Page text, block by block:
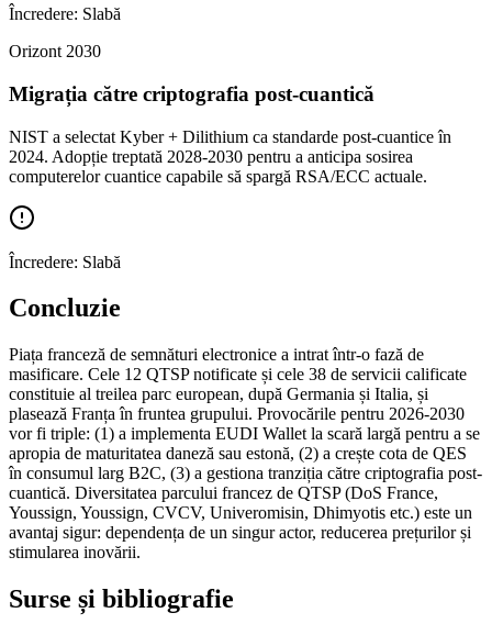
Încredere: Slabă
Orizont 2030
Migrația către criptografia post-cuantică
NIST a selectat Kyber + Dilithium ca standarde post-cuantice în
2024. Adopție treptată 2028-2030 pentru a anticipa sosirea
computerelor cuantice capabile să spargă RSA/ECC actuale.
Încredere: Slabă
Concluzie
Piața franceză de semnături electronice a intrat într-o fază de
masificare. Cele 12 QTSP notificate și cele 38 de servicii calificate
constituie al treilea parc european, după Germania și Italia, și
plasează Franța în fruntea grupului. Provocările pentru 2026-2030
vor fi triple: (1) a implementa EUDI Wallet la scară largă pentru a se
apropia de maturitatea daneză sau estonă, (2) a crește cota de QES
în consumul larg B2C, (3) a gestiona tranziția către criptografia post-
cuantică. Diversitatea parcului francez de QTSP (DoS France,
Youssign, Youssign, CVCV, Univeromisin, Dhimyotis etc.) este un
avantaj sigur: dependența de un singur actor, reducerea prețurilor și
stimularea inovării.
Surse și bibliografie